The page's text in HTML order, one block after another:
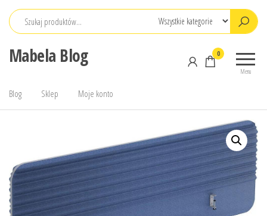
Przejdź
Mabela Blog
Menu
0
Blog Sklep Moje konto